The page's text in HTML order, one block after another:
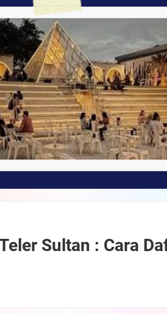
Sultan : Cara